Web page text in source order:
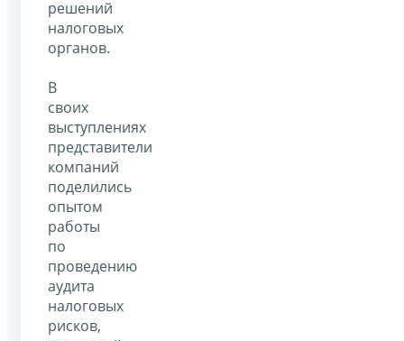
решений
налоговых
органов.
В
своих
выступлениях
представители
компаний
поделились
опытом
работы
по
проведению
аудита
налоговых
рисков,